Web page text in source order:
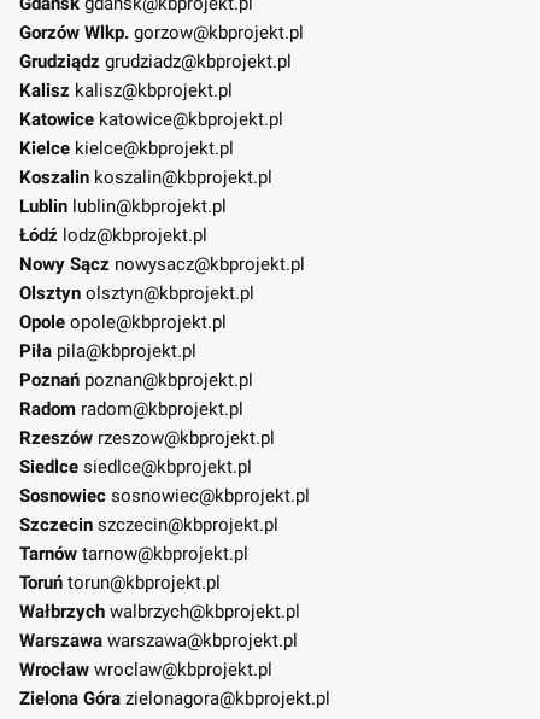
Gorzów Wlkp. gorzow@kbprojekt.pl
Grudziądz grudziadz@kbprojekt.pl
Kalisz kalisz@kbprojekt.pl
Katowice katowice@kbprojekt.pl
Kielce kielce@kbprojekt.pl
Koszalin koszalin@kbprojekt.pl
Lublin lublin@kbprojekt.pl
Łódź lodz@kbprojekt.pl
Nowy Sącz nowysacz@kbprojekt.pl
Olsztyn olsztyn@kbprojekt.pl
Opole opole@kbprojekt.pl
Piła pila@kbprojekt.pl
Poznań poznan@kbprojekt.pl
Radom radom@kbprojekt.pl
Rzeszów rzeszow@kbprojekt.pl
Siedlce siedlce@kbprojekt.pl
Sosnowiec sosnowiec@kbprojekt.pl
Szczecin szczecin@kbprojekt.pl
Tarnów tarnow@kbprojekt.pl
Toruń torun@kbprojekt.pl
Wałbrzych walbrzych@kbprojekt.pl
Warszawa warszawa@kbprojekt.pl
Wrocław wroclaw@kbprojekt.pl
Zielona Góra zielonagora@kbprojekt.pl